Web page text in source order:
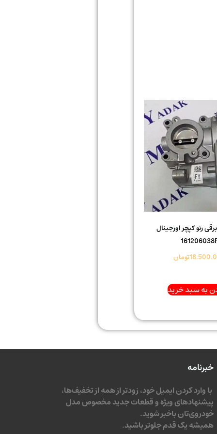
رنو کپچر اورجینال
تومان
به سبد خرید
خبرنامه
با وارد کردن ایمیل خود، زودتر از همه از تخفیف‌ها،
پیشنهادهای ویژه و قطعات جدید مخصوص مدل
خودروی‌تان باخبر شوید.
همیشه یک قدم جلوتر باشید.